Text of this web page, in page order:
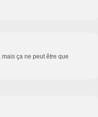
ça ne peut être que